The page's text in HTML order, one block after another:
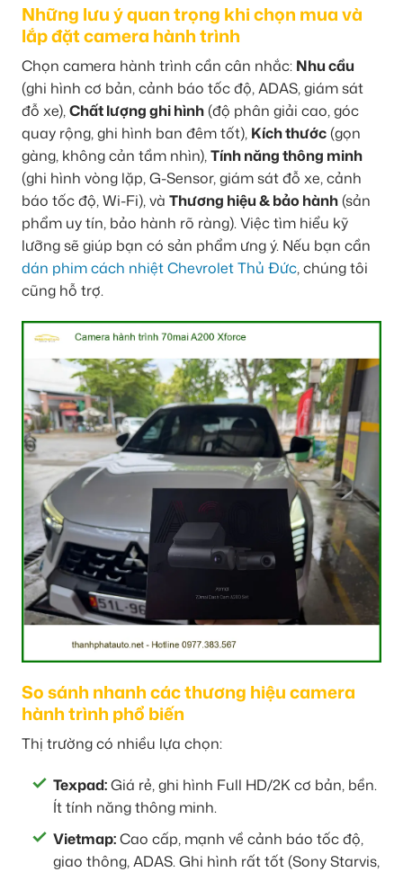
Những lưu ý quan trọng khi chọn mua và
lắp đặt camera hành trình
Chọn camera hành trình cần cân nhắc: Nhu cầu
(ghi hình cơ bản, cảnh báo tốc độ, ADAS, giám sát
đỗ xe),Chất lượng ghi hình(độ phân giải cao, góc
quay rộng, ghi hình ban đêm tốt), Kích thước(gọn
gàng, không cản tầm nhìn),Tính năng thông minh
(ghi hình vòng lặp, G-Sensor, giám sát đỗ xe, cảnh
báo tốc độ, Wi-Fi), và Thương hiệu & bảo hành(sản
phẩm uy tín, bảo hành rõ ràng). Việc tìm hiểu kỹ
lưỡng sẽ giúp bạn có sản phẩm ưng ý. Nếu bạn cần
dán phim cách nhiệt Chevrolet Thủ Đức, chúng tôi
cũng hỗ trợ.
So sánh nhanh các thương hiệu camera
hành trình phổ biến
Thị trường có nhiều lựa chọn:
Texpad:Giá rẻ, ghi hình Full HD/2K cơ bản, bền.
Ít tính năng thông minh.
Vietmap:Cao cấp, mạnh về cảnh báo tốc độ,
giao thông, ADAS. Ghi hình rất tốt (Sony Starvis,